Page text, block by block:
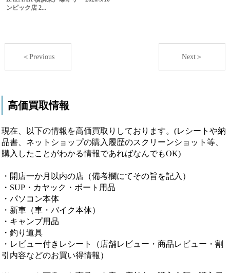
ンピック店 2...
＜Previous Next＞
高価買取情報
現在、以下の情報を高価買取りしております。(レシートや納
品書、ネットショップの購入履歴のスクリーンショット等、
購入したことがわかる情報であればなんでもOK)
・開店一か月以内の店（備考欄にてその旨を記入）
・SUP・カヤック・ボート用品
・パソコン本体
・新車（車・バイク本体）
・キャンプ用品
・釣り道具
・レビュー付きレシート（店舗レビュー・商品レビュー・割
引内容などのお買い得情報）